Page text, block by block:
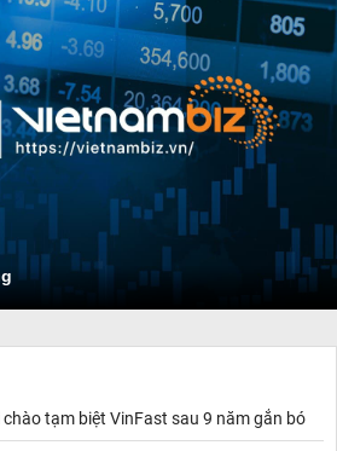
chào tạm biệt VinFast sau 9 năm gắn bó